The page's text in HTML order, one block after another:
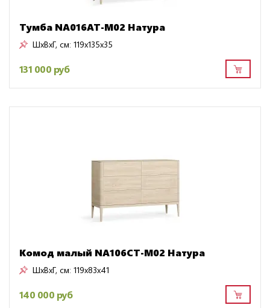
Тумба NA016AT-M02 Натура
ШxВxГ, см: 119x135x35
131 000 руб
Комод малый NA106CT-M02 Натура
ШxВxГ, см: 119x83x41
140 000 руб